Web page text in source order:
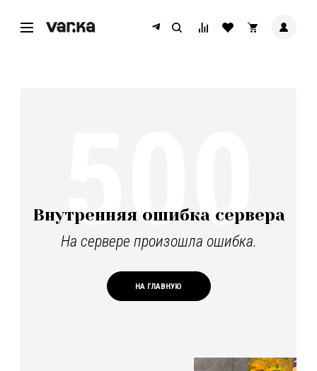
Внутренняя ошибка сервера
На сервере произошла ошибка.
НА ГЛАВНУЮ
500